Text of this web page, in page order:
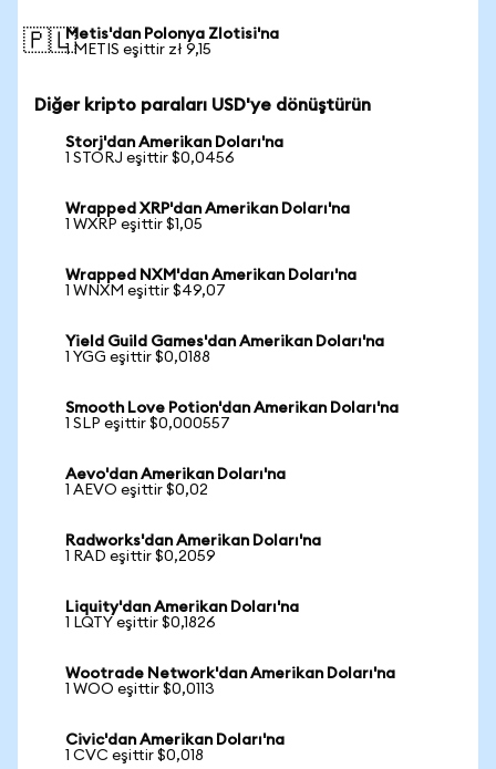
🇵🇱Metis'dan Polonya Zlotisi'na
1 METIS eşittir zł 9,15
Diğer kripto paraları USD'ye dönüştürün
Storj'dan Amerikan Doları'na
1 STORJ eşittir $0,0456
Wrapped XRP'dan Amerikan Doları'na
1 WXRP eşittir $1,05
Wrapped NXM'dan Amerikan Doları'na
1 WNXM eşittir $49,07
Yield Guild Games'dan Amerikan Doları'na
1 YGG eşittir $0,0188
Smooth Love Potion'dan Amerikan Doları'na
1 SLP eşittir $0,000557
Aevo'dan Amerikan Doları'na
1 AEVO eşittir $0,02
Radworks'dan Amerikan Doları'na
1 RAD eşittir $0,2059
Liquity'dan Amerikan Doları'na
1 LQTY eşittir $0,1826
Wootrade Network'dan Amerikan Doları'na
1 WOO eşittir $0,0113
Civic'dan Amerikan Doları'na
1 CVC eşittir $0,018